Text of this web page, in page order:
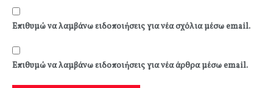
Επιθυμώ να λαμβάνω ειδοποιήσεις για νέα σχόλια μέσω email.
Επιθυμώ να λαμβάνω ειδοποιήσεις για νέα άρθρα μέσω email.